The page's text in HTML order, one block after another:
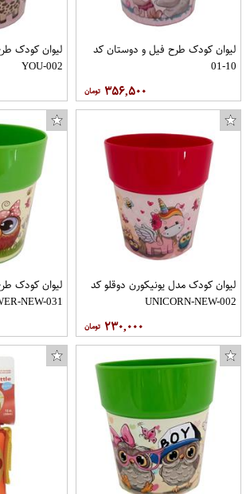
لیوان کودک طرح فیل و دوستان کد
10-01
۳۵۶,۵۰۰
YOU-002
لیوان کودک مدل یونیکورن دوقلو کد
UNICORN-NEW-002
۲۳۰,۰۰۰
لیوان کودک
NEW-031